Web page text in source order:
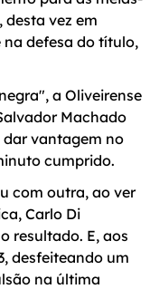
desta vez em
na defesa do título,
a Oliveirense
Machado
dar vantagem no
cumprido.
com outra, ao ver
Carlo Di
resultado. E, aos
desfeiteando um
na última